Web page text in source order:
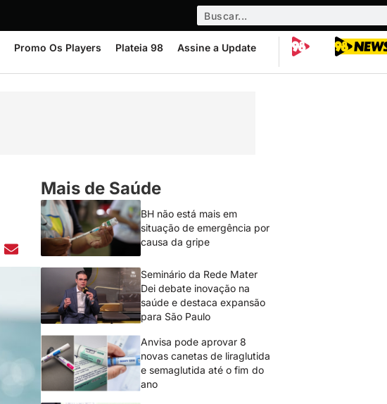
Promo Os Players Plateia 98 Assine a Update
Mais de Saúde
BH não está mais em
situação de emergência por
causa da gripe
Seminário da Rede Mater
Dei debate inovação na
saúde e destaca expansão
para São Paulo
Anvisa pode aprovar 8
novas canetas de liraglutida
e semaglutida até o fim do
ano